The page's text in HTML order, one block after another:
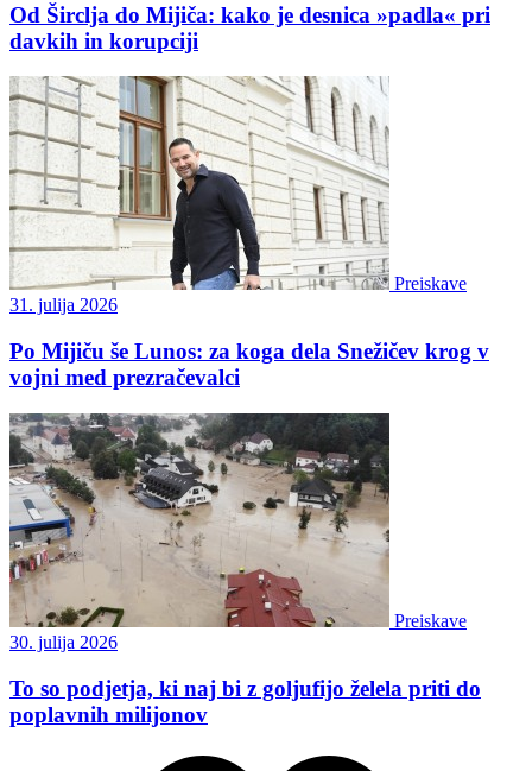
Od Širclja do Mijiča: kako je desnica »padla« pri
davkih in korupciji
Preiskave
31. julija 2026
Po Mijiču še Lunos: za koga dela Snežičev krog v
vojni med prezračevalci
Preiskave
30. julija 2026
To so podjetja, ki naj bi z goljufijo želela priti do
poplavnih milijonov